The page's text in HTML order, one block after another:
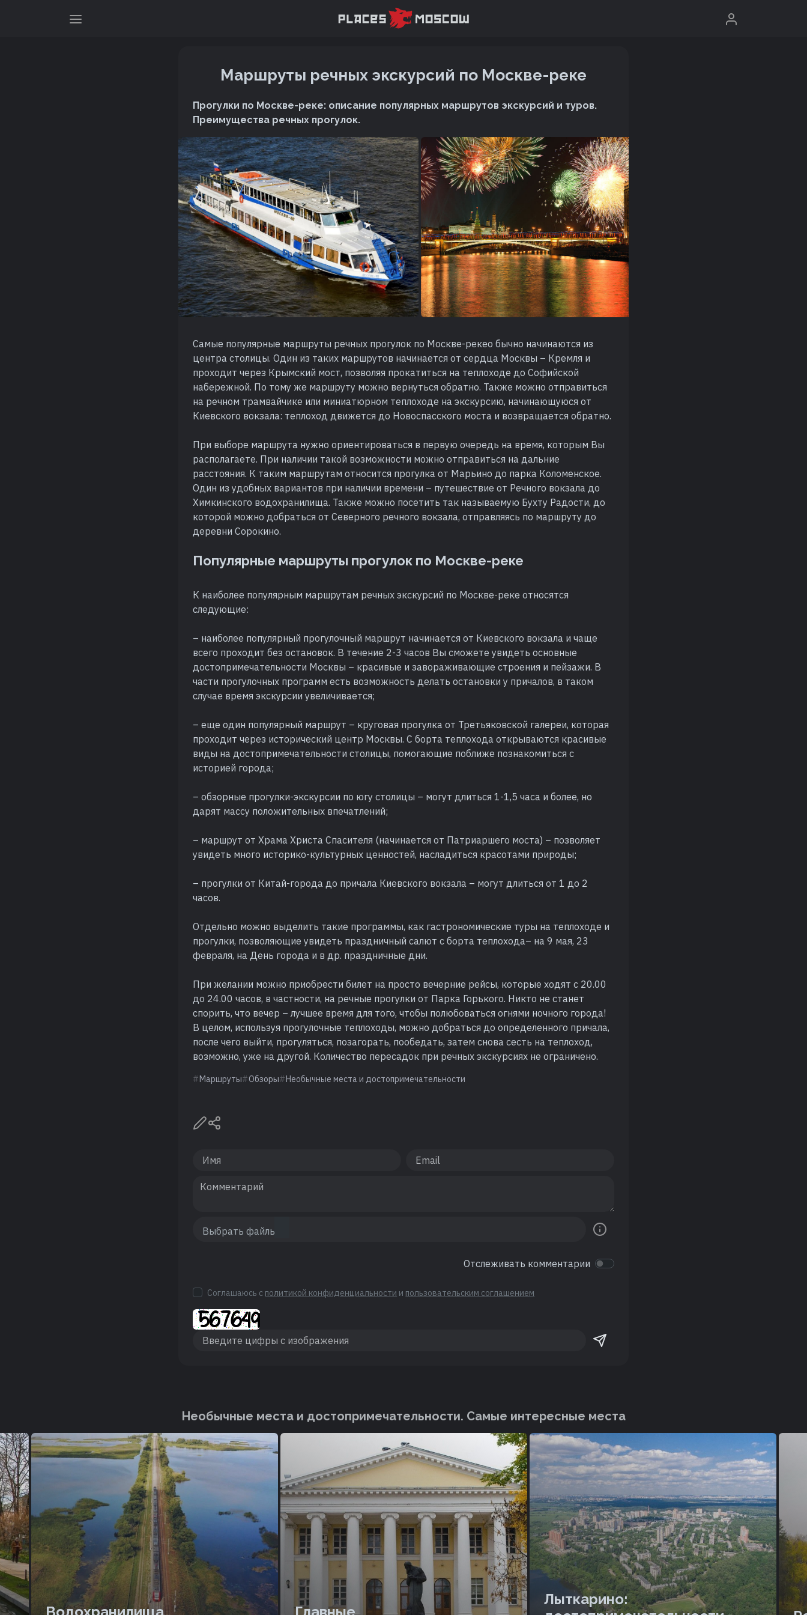
Маршруты речных экскурсий по Москве-реке
Прогулки по Москве-реке: описание популярных маршрутов экскурсий и туров.
Преимущества речных прогулок.
Самые популярные маршруты речных прогулок по Москве-рекео бычно начинаются из
центра столицы. Один из таких маршрутов начинается от сердца Москвы – Кремля и
проходит через Крымский мост, позволяя прокатиться на теплоходе до Софийской
набережной. По тому же маршруту можно вернуться обратно. Также можно отправиться
на речном трамвайчике или миниатюрном теплоходе на экскурсию, начинающуюся от
Киевского вокзала: теплоход движется до Новоспасского моста и возвращается обратно.
При выборе маршрута нужно ориентироваться в первую очередь на время, которым Вы
располагаете. При наличии такой возможности можно отправиться на дальние
расстояния. К таким маршрутам относится прогулка от Марьино до парка Коломенское.
Один из удобных вариантов при наличии времени – путешествие от Речного вокзала до
Химкинского водохранилища. Также можно посетить так называемую Бухту Радости, до
которой можно добраться от Северного речного вокзала, отправляясь по маршруту до
деревни Сорокино.
Популярные маршруты прогулок по Москве-реке
К наиболее популярным маршрутам речных экскурсий по Москве-реке относятся
следующие:
– наиболее популярный прогулочный маршрут начинается от Киевского вокзала и чаще
всего проходит без остановок. В течение 2-3 часов Вы сможете увидеть основные
достопримечательности Москвы – красивые и завораживающие строения и пейзажи. В
части прогулочных программ есть возможность делать остановки у причалов, в таком
случае время экскурсии увеличивается;
– еще один популярный маршрут – круговая прогулка от Третьяковской галереи, которая
проходит через исторический центр Москвы. С борта теплохода открываются красивые
виды на достопримечательности столицы, помогающие поближе познакомиться с
историей города;
– обзорные прогулки-экскурсии по югу столицы – могут длиться 1-1,5 часа и более, но
дарят массу положительных впечатлений;
– маршрут от Храма Христа Спасителя (начинается от Патриаршего моста) – позволяет
увидеть много историко-культурных ценностей, насладиться красотами природы;
– прогулки от Китай-города до причала Киевского вокзала – могут длиться от 1 до 2
часов.
Отдельно можно выделить такие программы, как гастрономические туры на теплоходе и
прогулки, позволяющие увидеть праздничный салют с борта теплохода– на 9 мая, 23
февраля, на День города и в др. праздничные дни.
При желании можно приобрести билет на просто вечерние рейсы, которые ходят с 20.00
до 24.00 часов, в частности, на речные прогулки от Парка Горького. Никто не станет
спорить, что вечер – лучшее время для того, чтобы полюбоваться огнями ночного города!
В целом, используя прогулочные теплоходы, можно добраться до определенного причала,
после чего выйти, прогуляться, позагорать, пообедать, затем снова сесть на теплоход,
возможно, уже на другой. Количество пересадок при речных экскурсиях не ограничено.
Маршруты Обзоры Необычные места и достопримечательности
Отслеживать комментарии
Соглашаюсь с политикой конфиденциальности и пользовательским соглашением
Необычные места и достопримечательности. Cамые интересные места
Водохранилища Главные
Лыткарино: